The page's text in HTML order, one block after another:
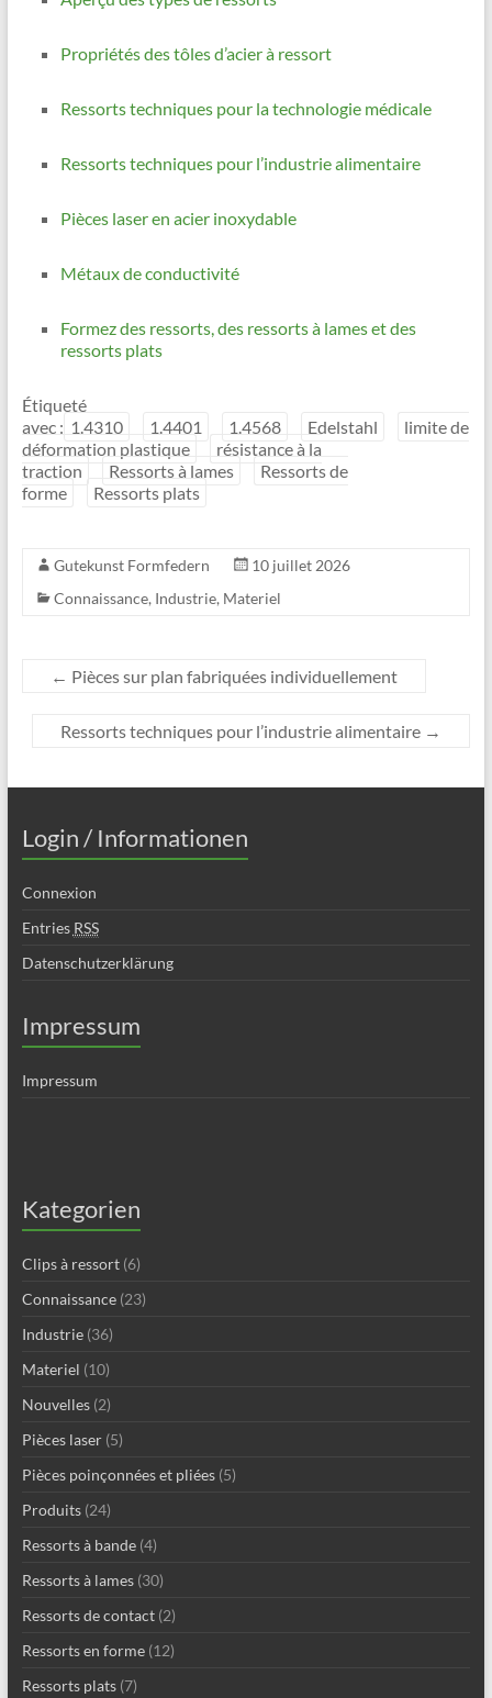
Propriétés des tôles d’acier à ressort
Ressorts techniques pour la technologie médicale
Ressorts techniques pour l’industrie alimentaire
Pièces laser en acier inoxydable
Métaux de conductivité
Formez des ressorts, des ressorts à lames et des
ressorts plats
Étiqueté
avec : 1.4310 1.4401 1.4568 Edelstahl
limite de
déformation plastique
résistance à la
traction
Ressorts à lames
Ressorts de
forme
Ressorts plats
Gutekunst Formfedern
10 juillet 2026
Connaissance, Industrie, Materiel
← Pièces sur plan fabriquées individuellement
Ressorts techniques pour l’industrie alimentaire →
Login / Informationen
Connexion
Entries RSS
Datenschutzerklärung
Impressum
Impressum
Kategorien
Clips à ressort(6)
Connaissance(23)
Industrie(36)
Materiel (10)
Nouvelles(2)
Pièces laser(5)
Pièces poinçonnées et pliées(5)
Produits(24)
Ressorts à bande(4)
Ressorts à lames(30)
Ressorts de contact(2)
Ressorts en forme(12)
Ressorts plats(7)